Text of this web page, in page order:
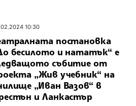
10:30
постановка
бесилото и нататък“ е
събитие от
„Жив учебник“ на
„Иван Вазов“ в
и Ланкастър